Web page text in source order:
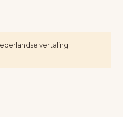
vertaling